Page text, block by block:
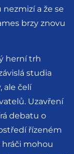
a že se
brzy znovu
herní trh
studia
ale čelí
Uzavření
debatu o
řízeném
hráči mohou